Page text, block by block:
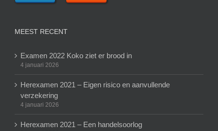
MEEST RECENT
Examen 2022 Koko ziet er brood in
4 januari 2026
Herexamen 2021 – Eigen risico en aanvullende
verzekering
4 januari 2026
Herexamen 2021 – Een handelsoorlog